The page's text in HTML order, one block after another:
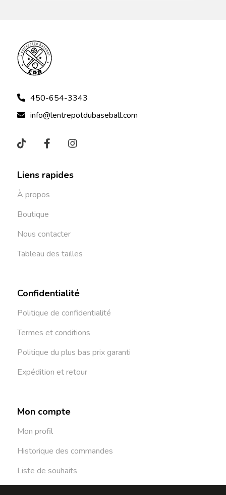
450-654-3343
info@lentrepotdubaseball.com
Liens rapides
À propos
Boutique
Nous contacter
Tableau des tailles
Confidentialité
Politique de confidentialité
Termes et conditions
Politique du plus bas prix garanti
Expédition et retour
Mon compte
Mon profil
Historique des commandes
Liste de souhaits